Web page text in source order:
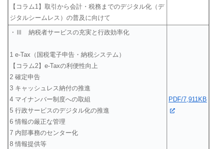
【コラム1】取引から会計・税務までのデジタル化（デ
ジタルシームレス）の普及に向けて
・Ⅲ 納税者サービスの充実と行政効率化
1 e-Tax（国税電子申告・納税システム）
【コラム2】e-Taxの利便性向上
2 確定申告
3 キャッシュレス納付の推進
4 マイナンバー制度への取組
5 行政サービスのデジタル化の推進
6 情報の厳正な管理
7 内部事務のセンター化
8 情報提供等
PDF/7,911KB